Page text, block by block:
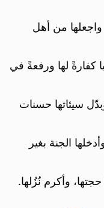
واجعلها من أهل
كفارةً لها ورفعةً في
وبدّل سيئاتها حسنات
الجنة بغير
وأكرم نُزُلها.